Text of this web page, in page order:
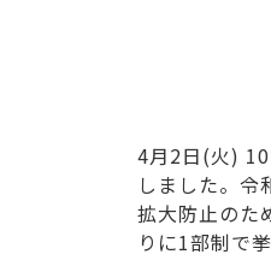
4月2日(火)
しました。令
拡大防止のた
りに1部制で